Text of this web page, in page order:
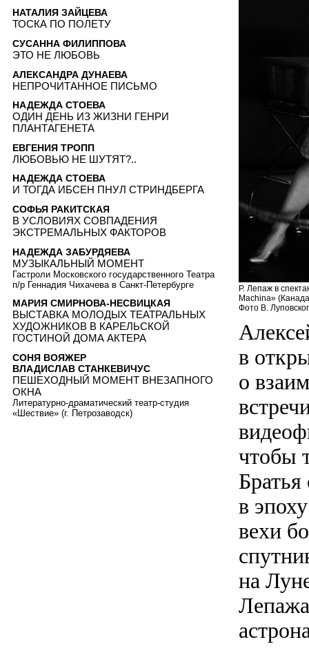
Р. Лепаж в
Machina»
Фото В.
в
о
чтобы
в
вехи
на
НАТАЛИЯ ЗАЙЦЕВА
ТОСКА ПО ПОЛЕТУ
СУСАННА ФИЛИППОВА
ЭТО НЕ ЛЮБОВЬ
АЛЕКСАНДРА ДУНАЕВА
НЕПРОЧИТАННОЕ ПИСЬМО
НАДЕЖДА СТОЕВА
ОДИН ДЕНЬ ИЗ ЖИЗНИ ГЕНРИ
ПЛАНТАГЕНЕТА
ЕВГЕНИЯ ТРОПП
ЛЮБОВЬЮ НЕ ШУТЯТ?..
НАДЕЖДА СТОЕВА
И ТОГДА ИБСЕН ПНУЛ СТРИНДБЕРГА
СОФЬЯ РАКИТСКАЯ
В УСЛОВИЯХ СОВПАДЕНИЯ
ЭКСТРЕМАЛЬНЫХ ФАКТОРОВ
НАДЕЖДА ЗАБУРДЯЕВА
МУЗЫКАЛЬНЫЙ МОМЕНТ
Гастроли Московского государственного Театра
п/р Геннадия Чихачева в Санкт-Петербурге
МАРИЯ СМИРНОВА-НЕСВИЦКАЯ
ВЫСТАВКА МОЛОДЫХ ТЕАТРАЛЬНЫХ
ХУДОЖНИКОВ В КАРЕЛЬСКОЙ
ГОСТИНОЙ ДОМА АКТЕРА
СОНЯ ВОЯЖЕР
ВЛАДИСЛАВ СТАНКЕВИЧУС
ПЕШЕХОДНЫЙ МОМЕНТ ВНЕЗАПНОГО
ОКНА
Литературно-драматический театр-студия
«Шествие» (г. Петрозаводск)